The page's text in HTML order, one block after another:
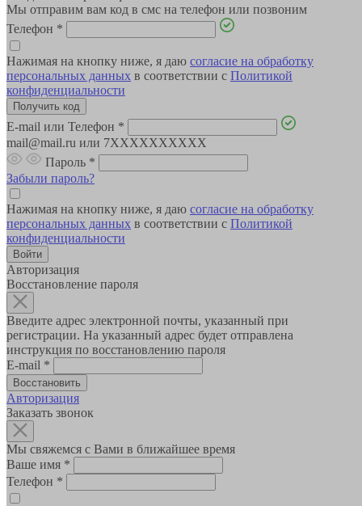
Мы отправим вам код в смс на телефон или позвоним
Телефон *
Нажимая на кнопку ниже, я даю согласие на обработку
персональных данных в соответствии с Политикой
конфиденциальности
E-mail или Телефон *
mail@mail.ru или 7XXXXXXXXXX
Пароль *
Забыли пароль?
Нажимая на кнопку ниже, я даю согласие на обработку
персональных данных в соответствии с Политикой
конфиденциальности
Авторизация
Восстановление пароля
Введите адрес электронной почты, указанный при
регистрации. На указанный адрес будет отправлена
инструкция по восстановлению пароля
E-mail *
Авторизация
Заказать звонок
Мы свяжемся с Вами в ближайшее время
Ваше имя *
Телефон *